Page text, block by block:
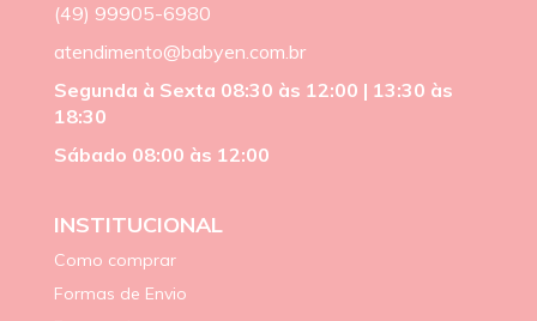
(49) 99905-6980
atendimento@babyen.com.br
Segunda à Sexta 08:30 às 12:00 | 13:30 às
18:30
Sábado 08:00 às 12:00
INSTITUCIONAL
Como comprar
Formas de Envio